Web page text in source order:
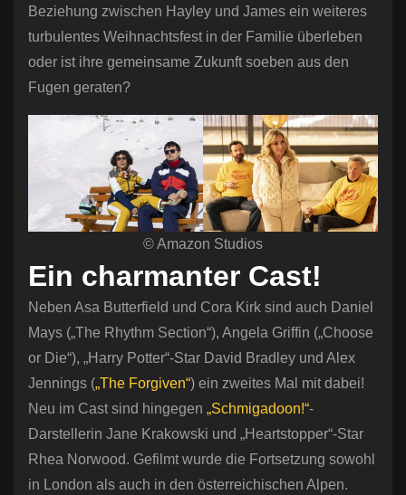
Beziehung zwischen Hayley und James ein weiteres
turbulentes Weihnachtsfest in der Familie überleben
oder ist ihre gemeinsame Zukunft soeben aus den
Fugen geraten?
© Amazon Studios
Ein charmanter Cast!
Neben Asa Butterfield und Cora Kirk sind auch Daniel
Mays („The Rhythm Section“), Angela Griffin („Choose
or Die“), „Harry Potter“-Star David Bradley und Alex
Jennings („The Forgiven“) ein zweites Mal mit dabei!
Neu im Cast sind hingegen „Schmigadoon!“-
Darstellerin Jane Krakowski und „Heartstopper“-Star
Rhea Norwood. Gefilmt wurde die Fortsetzung sowohl
in London als auch in den österreichischen Alpen.